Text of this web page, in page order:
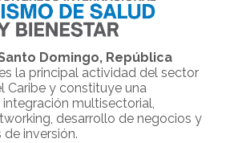
Domingo, República
la principal actividad del sector
Caribe y constituye una
multisectorial,
desarrollo de negocios y
inversión.